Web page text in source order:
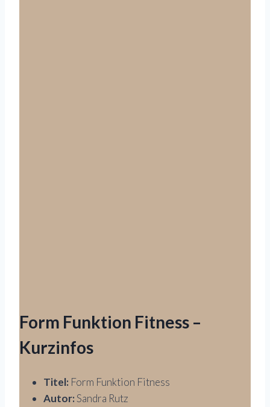
Form Funktion Fitness –
Kurzinfos
Titel: Form Funktion Fitness
Autor:Sandra Rutz